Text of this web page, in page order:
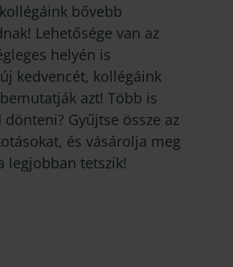
bővebb
Lehetősége van az
helyén is
kedvencét, kollégáink
azt! Több is
Gyűjtse össze az
és vásárolja meg
legjobban tetszik!